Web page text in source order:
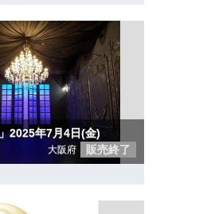
2025年7月4日(金)
大阪府 販売終了